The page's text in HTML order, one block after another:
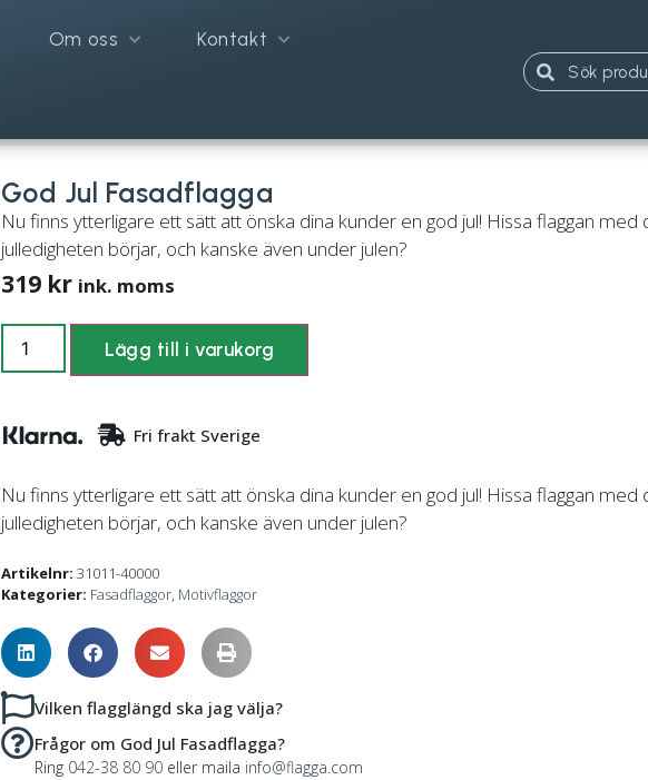
Om oss Kontakt
God Jul Fasadflagga
Nu finns ytterligare ett sätt att önska dina kunder en god jul! Hissa flaggan med
julledigheten börjar, och kanske även under julen?
319 kr ink. moms
Lägg till i varukorg
Fri frakt Sverige
Nu finns ytterligare ett sätt att önska dina kunder en god jul! Hissa flaggan med
julledigheten börjar, och kanske även under julen?
Artikelnr: 31011-40000
Kategorier: Fasadflaggor, Motivflaggor
Vilken flagglängd ska jag välja?
Frågor om God Jul Fasadflagga?
Ring 042-38 80 90eller maila info@flagga.com